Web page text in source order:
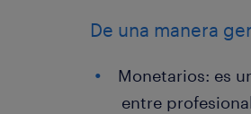
De una manera
Monetarios: es
entre